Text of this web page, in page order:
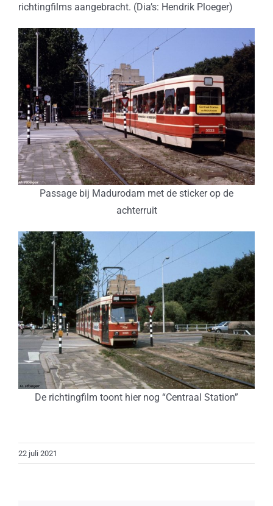
richtingfilms aangebracht. (Dia’s: Hendrik Ploeger)
Passage bij Madurodam met de sticker op de
achterruit
De richtingfilm toont hier nog “Centraal Station”
22 juli 2021